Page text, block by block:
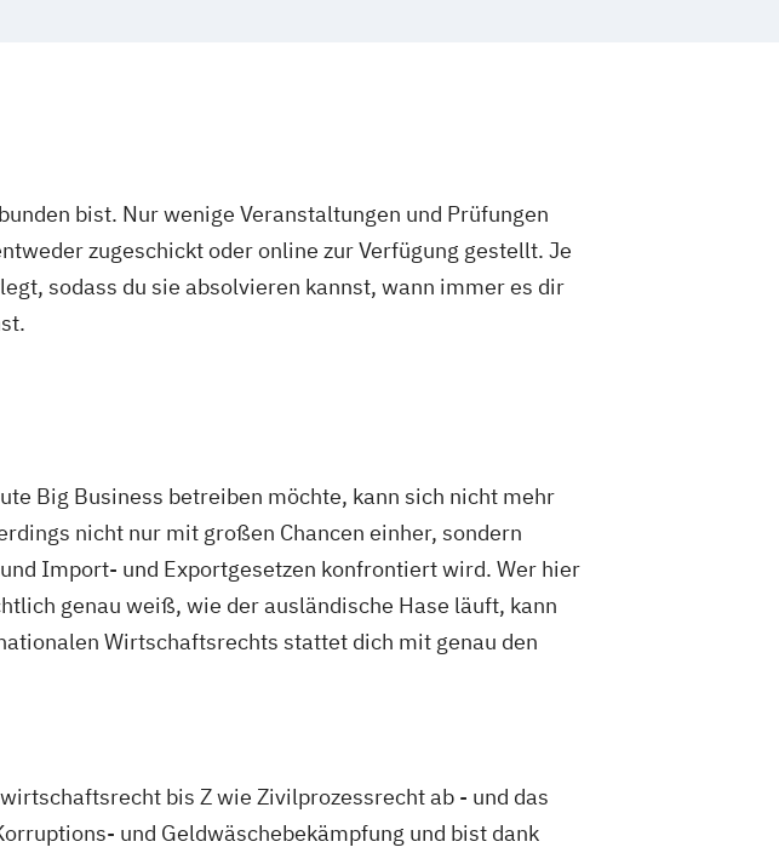
bist. Nur wenige Veranstaltungen und Prüfungen
zugeschickt oder online zur Verfügung gestellt. Je
sodass du sie absolvieren kannst, wann immer es dir
Big Business betreiben möchte, kann sich nicht mehr
nicht nur mit großen Chancen einher, sondern
Import- und Exportgesetzen konfrontiert wird. Wer hier
genau weiß, wie der ausländische Hase läuft, kann
Wirtschaftsrechts stattet dich mit genau den
bis Z wie Zivilprozessrecht ab - und das
und Geldwäschebekämpfung und bist dank